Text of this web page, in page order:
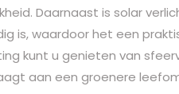
Daarnaast is solar
is, waardoor het een
kunt u genieten van
aan een groenere